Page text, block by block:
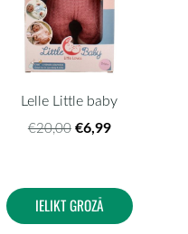
Lelle Little baby
€20,00 €6,99
IELIKT GROZĀ